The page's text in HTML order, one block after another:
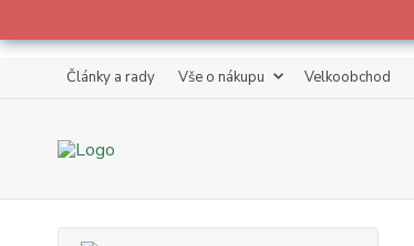
Články a rady Vše o nákupu Velkoobchod